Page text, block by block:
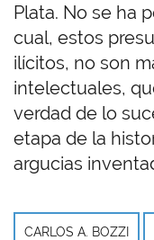
Plata. No se ha
cual, estos
ilícitos, no son
intelectuales,
verdad de lo
etapa de la
argucias
CARLOS A. BOZZI